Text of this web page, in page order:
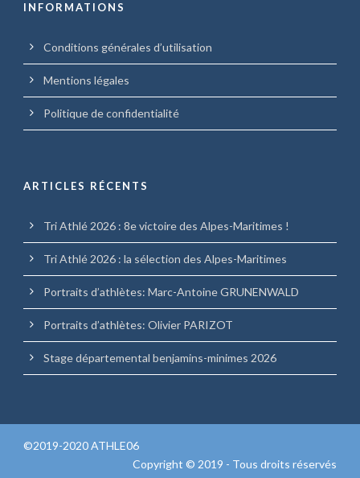
INFORMATIONS
Conditions générales d’utilisation
Mentions légales
Politique de confidentialité
ARTICLES RÉCENTS
Tri Athlé 2026 : 8e victoire des Alpes-Maritimes !
Tri Athlé 2026 : la sélection des Alpes-Maritimes
Portraits d’athlètes: Marc-Antoine GRUNENWALD
Portraits d’athlètes: Olivier PARIZOT
Stage départemental benjamins-minimes 2026
©2019-2020 ATHLE06
Copyright © 2019 - Tous droits réservés